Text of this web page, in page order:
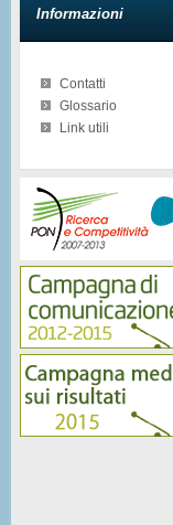
Informazioni
Contatti
Glossario
Link utili